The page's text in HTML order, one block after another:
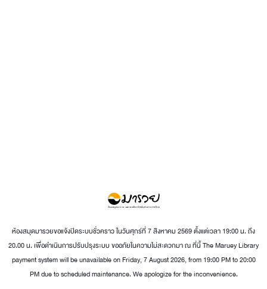
ห้องสมุดมารวยขอแจ้งปิดระบบชั่วคราว ในวันศุกร์ที่ 7 สิงหาคม 2569 ตั้งแต่เวลา 19:00 น. ถึง
20.00 น. เพื่อดำเนินการปรับปรุงระบบ ขออภัยในความไม่สะดวกมา ณ ที่นี้ The Maruey Library
payment system will be unavailable on Friday, 7 August 2026, from 19:00 PM to 20:00
PM due to scheduled maintenance. We apologize for the inconvenience.